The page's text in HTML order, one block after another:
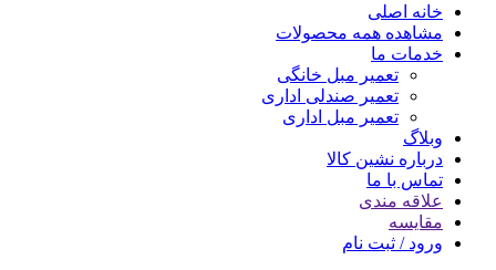
خانه اصلی
مشاهده همه محصولات
خدمات ما
تعمیر مبل خانگی
تعمیر صندلی اداری
تعمیر مبل اداری
وبلاگ
درباره نشین کالا
تماس با ما
علاقه مندی
مقایسه
ورود / ثبت نام